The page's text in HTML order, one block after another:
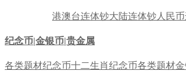
港澳台连体钞大陆连体钞 人民
纪念币|金银币|贵金属
各类题材纪念币十二生肖纪念币各类题材